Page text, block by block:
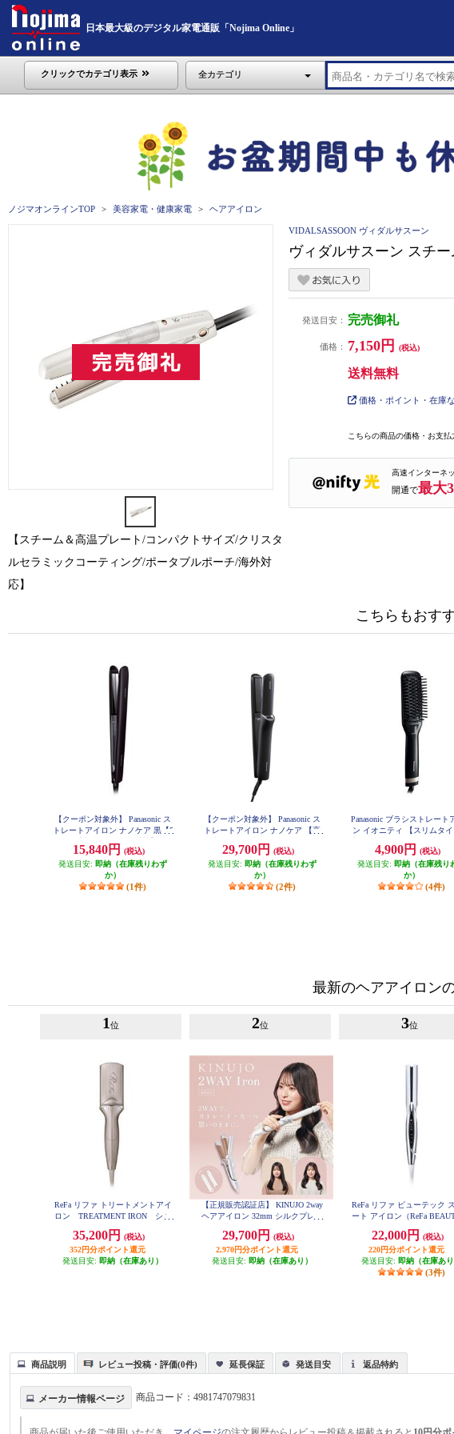
日本最大級のデジタル家電通販「Nojima Online」
クリックでカテゴリ表示 全カテゴリ
ノジマオンラインTOP 美容家電・健康家電 ヘアアイロン
【スチーム＆高温プレート/コンパクトサイズ/クリスタ
ルセラミックコーティング/ポータブルポーチ/海外対
応】
VIDALSASSOON ヴィダルサスーン
ヴィダルサスーン スチ
発送目安： 完売御礼
価格： 7,150円 (税込)
送料無料
価格・ポイント・在庫
こちらの商品の価格・お支
高速インターネ
開通で最大
こちらもおす
【クーポン対象外】 Panasonic ス
トレートアイロン ナノケア 黒【5
HS0J-K
15,840円
(税込)
発送目安: 即納（在庫残りわず
か）
(1件)
【クーポン対象外】 Panasonic ス
トレートアイロン ナノケア 【高
レート/ディープネイビー】 EH-H
N50-A
29,700円
(税込)
発送目安: 即納（在庫残りわず
か）
(2件)
Panasonic ブラシストレート
ン イオニティ 【スリムタ
H-HS21-K
4,900円
(税込)
発送目安: 即納（在庫残り
か）
(4件)
最新のヘアアイロン
1 位
ReFa リファ トリートメントアイ
ロン TREATMENT IRON シャ
35,200円
(税込)
352円分ポイント還元
発送目安: 即納（在庫あり）
2位
【正規販売認証店】 KINUJO 2way
ヘアアイロン 32mm シルクプレー
イト 2W02
29,700円
(税込)
2,970円分ポイント還元
発送目安: 即納（在庫あり）
3位
ReFa リファ ビューテック
ート アイロン（ReFa
M-02A
22,000円
(税込)
220円分ポイント還元
発送目安: 即納（在庫あり
(3件)
商品説明 レビュー投稿・評価(0件) 延長保証 発送目安 返品特約
メーカー情報ページ 商品コード：4981747079831